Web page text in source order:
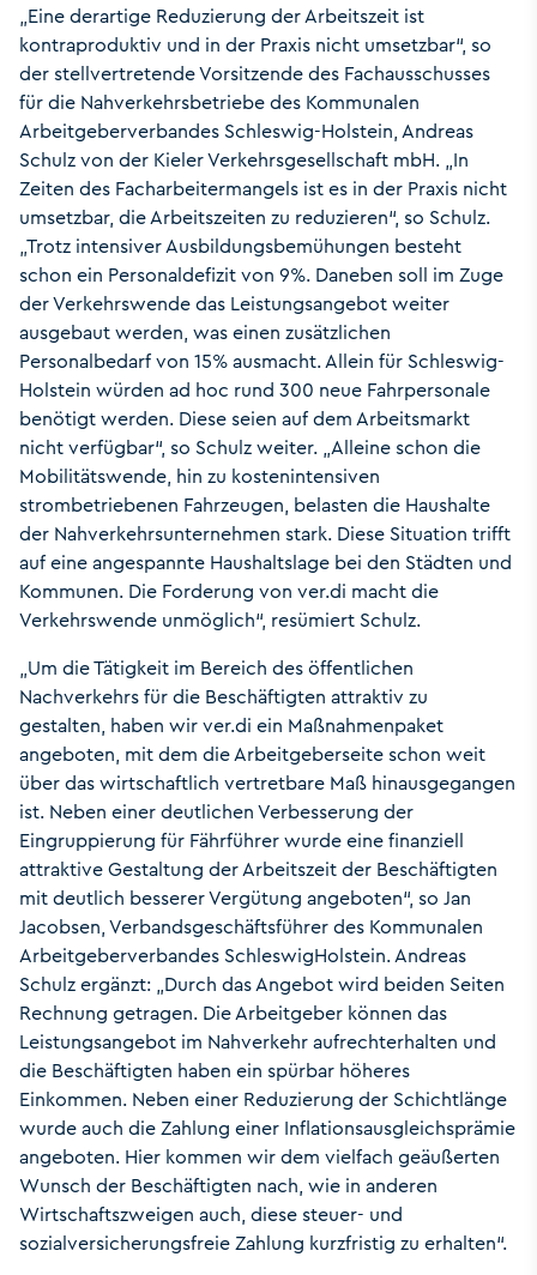
„Eine derartige Reduzierung der Arbeitszeit ist
kontraproduktiv und in der Praxis nicht umsetzbar“, so
der stellvertretende Vorsitzende des Fachausschusses
für die Nahverkehrsbetriebe des Kommunalen
Arbeitgeberverbandes Schleswig-Holstein, Andreas
Schulz von der Kieler Verkehrsgesellschaft mbH. „In
Zeiten des Facharbeitermangels ist es in der Praxis nicht
umsetzbar, die Arbeitszeiten zu reduzieren“, so Schulz.
„Trotz intensiver Ausbildungsbemühungen besteht
schon ein Personaldefizit von 9%. Daneben soll im Zuge
der Verkehrswende das Leistungsangebot weiter
ausgebaut werden, was einen zusätzlichen
Personalbedarf von 15% ausmacht. Allein für Schleswig-
Holstein würden ad hoc rund 300 neue Fahrpersonale
benötigt werden. Diese seien auf dem Arbeitsmarkt
nicht verfügbar“, so Schulz weiter. „Alleine schon die
Mobilitätswende, hin zu kostenintensiven
strombetriebenen Fahrzeugen, belasten die Haushalte
der Nahverkehrsunternehmen stark. Diese Situation trifft
auf eine angespannte Haushaltslage bei den Städten und
Kommunen. Die Forderung von ver.di macht die
Verkehrswende unmöglich“, resümiert Schulz.
„Um die Tätigkeit im Bereich des öffentlichen
Nachverkehrs für die Beschäftigten attraktiv zu
gestalten, haben wir ver.di ein Maßnahmenpaket
angeboten, mit dem die Arbeitgeberseite schon weit
über das wirtschaftlich vertretbare Maß hinausgegangen
ist. Neben einer deutlichen Verbesserung der
Eingruppierung für Fährführer wurde eine finanziell
attraktive Gestaltung der Arbeitszeit der Beschäftigten
mit deutlich besserer Vergütung angeboten“, so Jan
Jacobsen, Verbandsgeschäftsführer des Kommunalen
Arbeitgeberverbandes SchleswigHolstein. Andreas
Schulz ergänzt: „Durch das Angebot wird beiden Seiten
Rechnung getragen. Die Arbeitgeber können das
Leistungsangebot im Nahverkehr aufrechterhalten und
die Beschäftigten haben ein spürbar höheres
Einkommen. Neben einer Reduzierung der Schichtlänge
wurde auch die Zahlung einer Inflationsausgleichsprämie
angeboten. Hier kommen wir dem vielfach geäußerten
Wunsch der Beschäftigten nach, wie in anderen
Wirtschaftszweigen auch, diese steuer- und
sozialversicherungsfreie Zahlung kurzfristig zu erhalten“.